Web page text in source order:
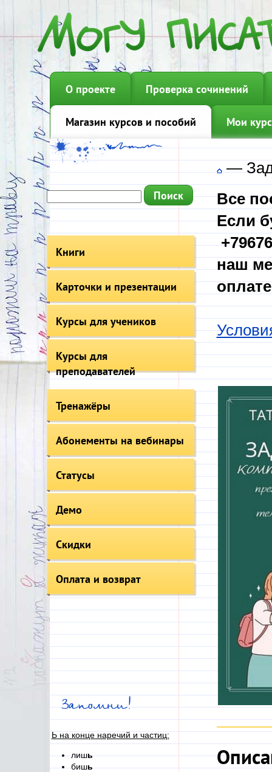
О проекте Проверка сочинений
Магазин курсов и пособий Мои
Книги
Карточки и презентации
Курсы для учеников
Курсы для
преподавателей
Тренажёры
Абонементы на вебинары
Статусы
Демо
Скидки
Оплата и возврат
Запомни!
Ь на конце наречий и частиц:
лишь
бишь
—
Все
Если
наш